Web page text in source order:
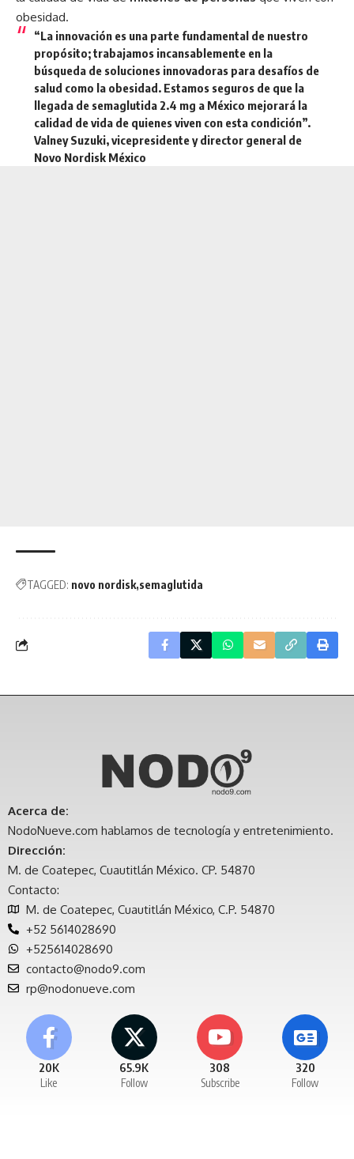
obesidad.
“La innovaciónes una parte fundamental de nuestro
propósito; trabajamos incansablemente en la
búsqueda de soluciones innovadoraspara desafíos de
salud como la obesidad. Estamos seguros de que la
llegada de semaglutida 2.4 mg a México mejorará la
calidad de vida de quienes viven con esta condición”.
Valney Suzuki, vicepresidente y director general de
Novo Nordisk México
TAGGED: novo nordisk semaglutida
Acerca de:
NodoNueve.com hablamos de tecnología y entretenimiento.
Dirección:
M. de Coatepec, Cuautitlán México. CP. 54870
Contacto:
M. de Coatepec, Cuautitlán México, C.P. 54870
+52 5614028690
+525614028690
contacto@nodo9.com
rp@nodonueve.com
20K
Like
65.9K
Follow
308
Subscribe
320
Follow